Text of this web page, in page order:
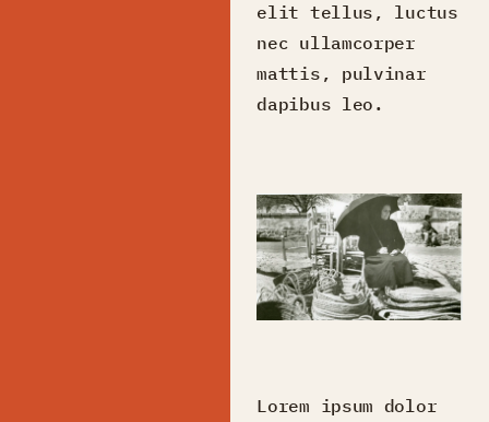
elit tellus, luctus
nec ullamcorper
mattis, pulvinar
dapibus leo.
Lorem ipsum dolor